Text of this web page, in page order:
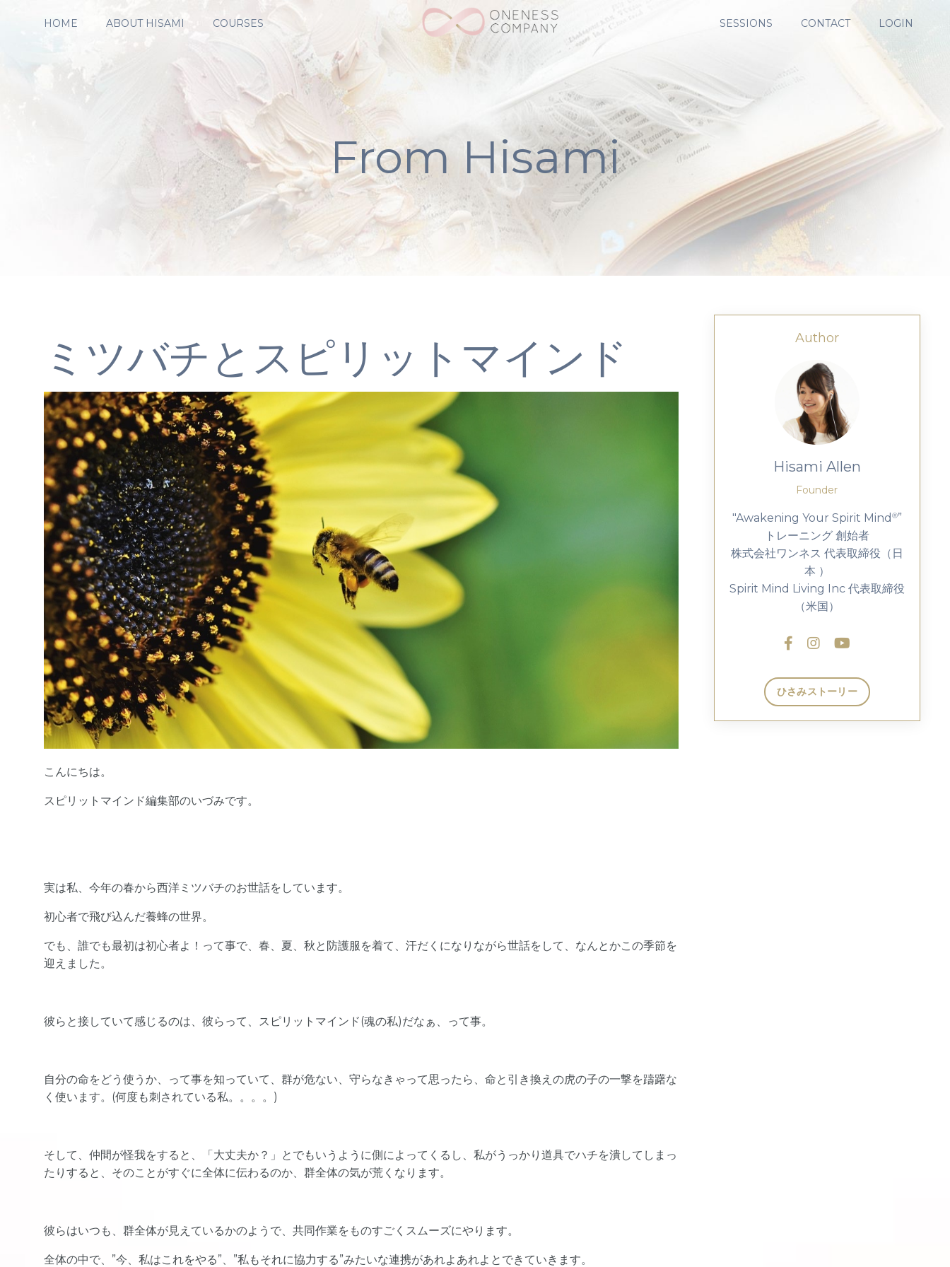
HOME ABOUT HISAMI COURSES SESSIONS CONTACT LOGIN
From Hisami
ミツバチとスピリットマインド
こんにちは。
スピリットマインド編集部のいづみです。
実は私、今年の春から西洋ミツバチのお世話をしています。
初心者で飛び込んだ養蜂の世界。
でも、誰でも最初は初心者よ！って事で、春、夏、秋と防護服を着て、汗だくになりながら世話をして、なんとかこの季節を
迎えました。
彼らと接していて感じるのは、彼らって、スピリットマインド(魂の私)だなぁ、って事。
自分の命をどう使うか、って事を知っていて、群が危ない、守らなきゃって思ったら、命と引き換えの虎の子の一撃を躊躇な
く使います。(何度も刺されている私。。。。)
そして、仲間が怪我をすると、「大丈夫か？」とでもいうように側によってくるし、私がうっかり道具でハチを潰してしまっ
たりすると、そのことがすぐに全体に伝わるのか、群全体の気が荒くなります。
彼らはいつも、群全体が見えているかのようで、共同作業をものすごくスムーズにやります。
全体の中で、”今、私はこれをやる”、”私もそれに協力する”みたいな連携があれよあれよとできていきます。
Author
Hisami Allen
Founder
"Awakening Your Spirit Mind Ⓡ”
トレーニング 創始者
株式会社ワンネス 代表取締役（日
本 ）
Spirit Mind Living Inc 代表取締役
（米国）
ひさみストーリー